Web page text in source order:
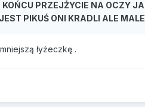
PRZEJŻYCIE NA OCZY
PIKUŚ ONI KRADLI ALE
łyżeczkę .